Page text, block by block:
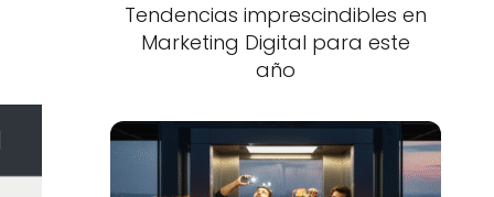
Tendencias imprescindibles en
Marketing Digital para este
año